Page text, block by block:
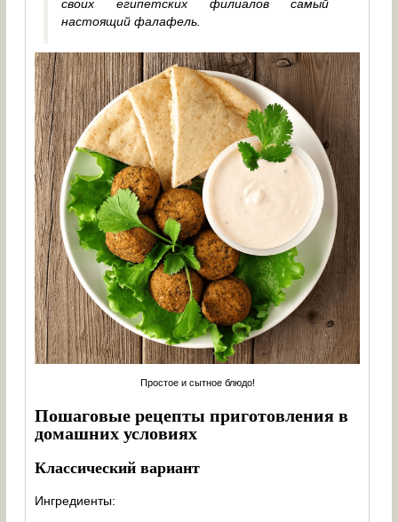
своих египетских филиалов самый
настоящий фалафель.
Простое и сытное блюдо!
Пошаговые рецепты приготовления в
домашних условиях
Классический вариант
Ингредиенты: